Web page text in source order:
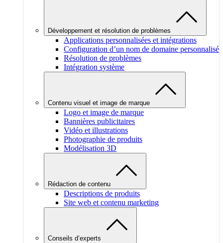
Développement et résolution de problèmes
Applications personnalisées et intégrations
Configuration d’un nom de domaine personnalisé
Résolution de problèmes
Intégration système
Contenu visuel et image de marque
Logo et image de marque
Bannières publicitaires
Vidéo et illustrations
Photographie de produits
Modélisation 3D
Rédaction de contenu
Descriptions de produits
Site web et contenu marketing
Conseils d’experts